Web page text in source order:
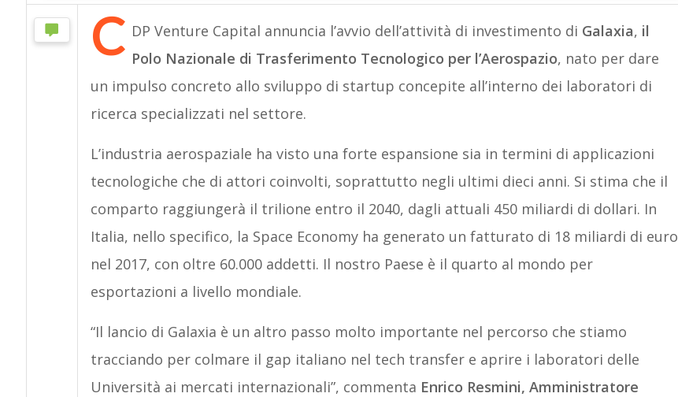
C DP Venture Capital annuncia l’avvio dell’attività di investimento di Galaxia, il
Polo Nazionale di Trasferimento Tecnologico per l’Aerospazio, nato per dare
un impulso concreto allo sviluppo di startup concepite all’interno dei laboratori di
ricerca specializzati nel settore.
L’industria aerospaziale ha visto una forte espansione sia in termini di applicazioni
tecnologiche che di attori coinvolti, soprattutto negli ultimi dieci anni. Si stima che il
comparto raggiungerà il trilione entro il 2040, dagli attuali 450 miliardi di dollari. In
Italia, nello specifico, la Space Economy ha generato un fatturato di 18 miliardi di euro
nel 2017, con oltre 60.000 addetti. Il nostro Paese è il quarto al mondo per
esportazioni a livello mondiale.
“Il lancio di Galaxia è un altro passo molto importante nel percorso che stiamo
tracciando per colmare il gap italiano nel tech transfer e aprire i laboratori delle
Università ai mercati internazionali”, commenta Enrico Resmini, Amministratore